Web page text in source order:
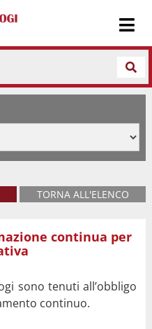
TORNA ALL'ELENCO
continua per
sono tenuti all’obbligo
continuo.